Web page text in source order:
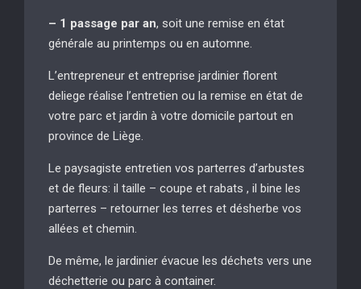
– 1 passage par an, soit une remise en état
générale au printemps ou en automne.
L’entrepreneur et entreprise jardinier florent
deliege réalise l’entretien ou la remise en état de
votre parc et jardin à votre domicile partout en
province de Liège.
Le paysagiste entretien vos parterres d’arbustes
et de fleurs: il taille – coupe et rabats , il bine les
parterres – retourner les terres et désherbe vos
allées et chemin.
De même, le jardinier évacue les déchets vers une
déchetterie ou parc à container.